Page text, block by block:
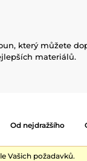
který můžete
materiálů.
Od nejdražšího
Vašich požadavků.